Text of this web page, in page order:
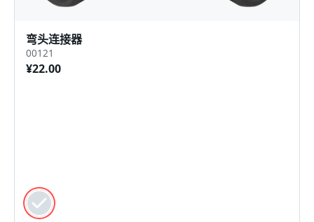
弯头连接器
00121
¥22.00
颜色
黑色的